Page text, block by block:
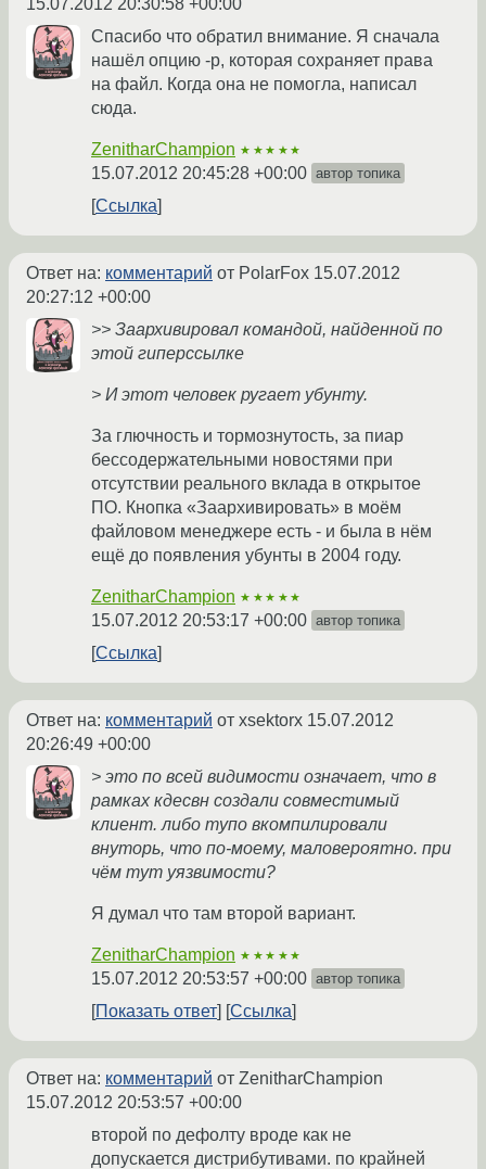
15.07.2012 20:30:58 +00:00
Спасибо что обратил внимание. Я сначала
нашёл опцию -p, которая сохраняет права
на файл. Когда она не помогла, написал
сюда.
ZenitharChampion ★★★★★
15.07.2012 20:45:28 +00:00 автор топика
Ссылка
Ответ на: комментарий от PolarFox 15.07.2012
20:27:12 +00:00
>> Заархивировал командой, найденной по
этой гиперссылке
> И этот человек ругает убунту.
За глючность и тормознутость, за пиар
бессодержательными новостями при
отсутствии реального вклада в открытое
ПО. Кнопка «Заархивировать» в моём
файловом менеджере есть - и была в нём
ещё до появления убунты в 2004 году.
ZenitharChampion ★★★★★
15.07.2012 20:53:17 +00:00 автор топика
Ссылка
Ответ на: комментарий от xsektorx 15.07.2012
20:26:49 +00:00
> это по всей видимости означает, что в
рамках кдесвн создали совместимый
клиент. либо тупо вкомпилировали
внуторь, что по-моему, маловероятно. при
чём тут уязвимости?
Я думал что там второй вариант.
ZenitharChampion ★★★★★
15.07.2012 20:53:57 +00:00 автор топика
Показать ответ Ссылка
Ответ на: комментарий от ZenitharChampion
15.07.2012 20:53:57 +00:00
второй по дефолту вроде как не
допускается дистрибутивами. по крайней